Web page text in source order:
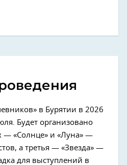
в Бурятии в 2026
Будет организовано
— «Солнце» и «Луна» —
а третья — «Звезда» —
для выступлений в